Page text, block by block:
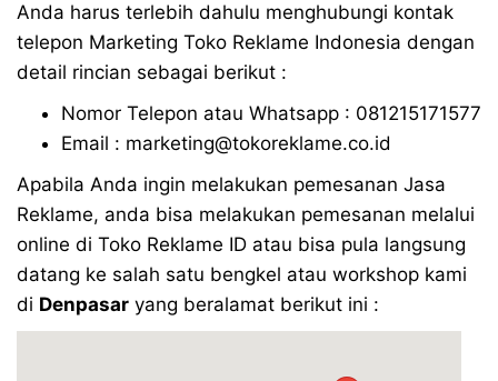
Anda harus terlebih dahulu menghubungi kontak
telepon Marketing Toko Reklame Indonesia dengan
detail rincian sebagai berikut :
Nomor Telepon atau Whatsapp : 081215171577
Email : marketing@tokoreklame.co.id
Apabila Anda ingin melakukan pemesanan Jasa
Reklame, anda bisa melakukan pemesanan melalui
online di Toko Reklame ID atau bisa pula langsung
datang ke salah satu bengkel atau workshop kami
di Denpasar yang beralamat berikut ini :